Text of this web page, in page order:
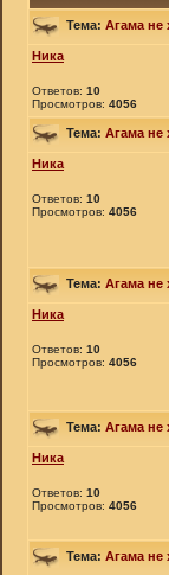
Тема: Агама не
Ника
Ответов: 10
Просмотров: 4056
Тема: Агама не
Ника
Ответов: 10
Просмотров: 4056
Тема: Агама не
Ника
Ответов: 10
Просмотров: 4056
Тема: Агама не
Ника
Ответов: 10
Просмотров: 4056
Тема: Агама не